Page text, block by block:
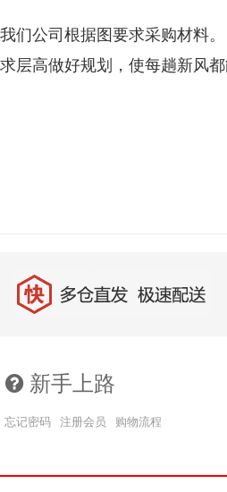
们公司根据图要求采购材料。
层高做好规划，使每趟新风都
新手上路
忘记密码 注册会员 购物流程